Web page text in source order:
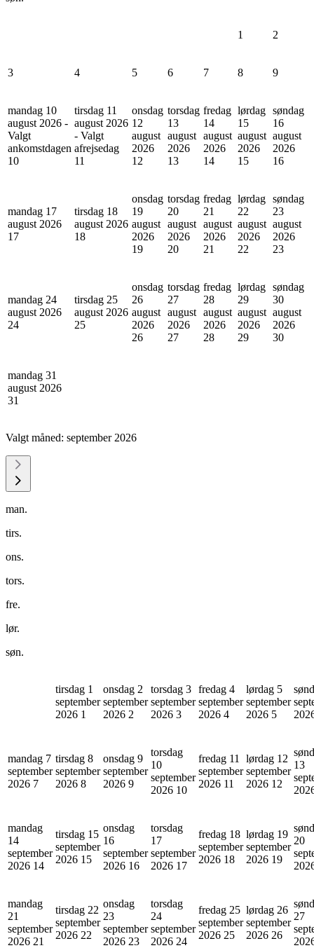
1 2
3 4 5 6 7 8 9
mandag 10
august 2026 -
Valgt
ankomstdagen
10
tirsdag 11
august 2026
- Valgt
afrejsedag
11
onsdag
12
august
2026
12
torsdag
13
august
2026
13
fredag
14
august
2026
14
lørdag
15
august
2026
15
søndag
16
august
2026
16
mandag 17
august 2026
17
tirsdag 18
august 2026
18
onsdag
19
august
2026
19
torsdag
20
august
2026
20
fredag
21
august
2026
21
lørdag
22
august
2026
22
søndag
23
august
2026
23
mandag 24
august 2026
24
tirsdag 25
august 2026
25
onsdag
26
august
2026
26
torsdag
27
august
2026
27
fredag
28
august
2026
28
lørdag
29
august
2026
29
søndag
30
august
2026
30
mandag 31
august 2026
31
Valgt måned: september 2026
man.
tirs.
ons.
tors.
fre.
lør.
søn.
tirsdag 1
september
2026 1
onsdag 2
september
2026 2
torsdag 3
september
2026 3
fredag 4
september
2026 4
lørdag 5
september
2026 5
mandag 7
september
2026 7
tirsdag 8
september
2026 8
onsdag 9
september
2026 9
torsdag
10
september
2026 10
fredag 11
september
2026 11
lørdag 12
september
2026 12
13
mandag
14
september
2026 14
tirsdag 15
september
2026 15
onsdag
16
september
2026 16
torsdag
17
september
2026 17
fredag 18
september
2026 18
lørdag 19
september
2026 19
20
mandag
21
september
2026 21
tirsdag 22
september
2026 22
onsdag
23
september
2026 23
torsdag
24
september
2026 24
fredag 25
september
2026 25
lørdag 26
september
2026 26
27